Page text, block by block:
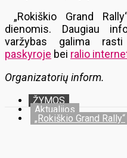
„Rokiškio Grand
dienomis. Daugiau
varžybas galima
paskyroje bei ralio
Organizatorių inform.
ŽYMOS
Aktualijos
„Rokiškio Grand Rally“